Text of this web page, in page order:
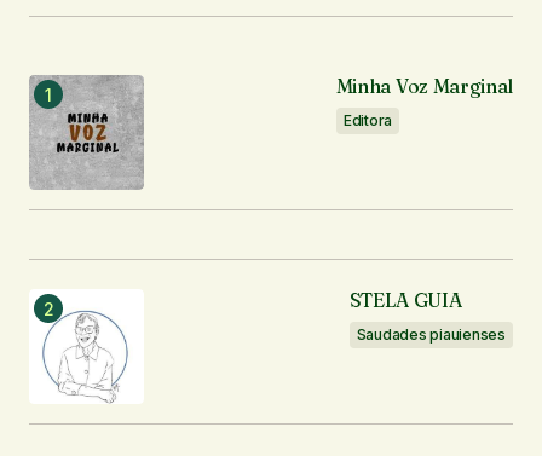
Minha Voz Marginal
Editora
STELA GUIA
Saudades piauienses